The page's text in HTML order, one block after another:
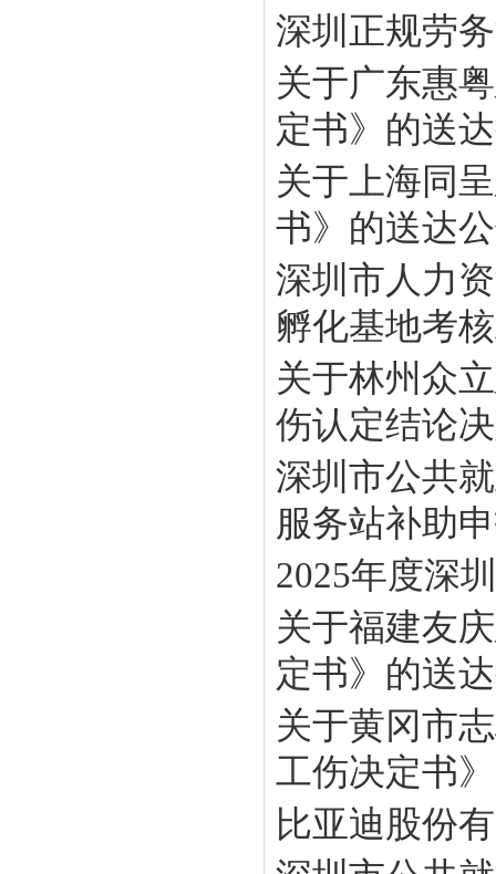
深圳正规劳
关于广东惠
定书》的送
关于上海同
书》的送达
深圳市人力
孵化基地考
关于林州众
伤认定结论
深圳市公共
服务站补助
2025年度深
关于福建友
定书》的送
关于黄冈市
工伤决定书
比亚迪股份